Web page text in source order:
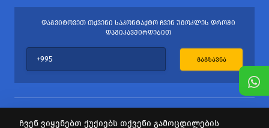
ᲓᲐᲒᲕᲘᲢᲝᲕᲔᲗ ᲗᲥᲕᲔᲜᲘ ᲡᲐᲙᲝᲜᲢᲐᲥᲢᲝ ᲩᲕᲔᲜ ᲣᲛᲝᲙᲚᲔᲡ ᲓᲠᲝᲨᲘ
ᲓᲐᲒᲘᲙᲐᲕᲨᲘᲠᲓᲔᲑᲘᲗ
ᲒᲐᲒᲖᲐᲕᲜᲐ
ჩვენ ვიყენებთ ქუქიებს თქვენი გამოცდილების